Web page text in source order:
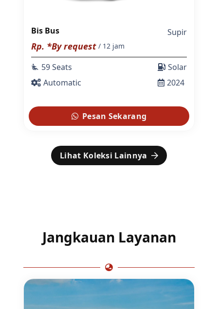
Bis Bus Supir
Rp. *By request / 12 jam
airline_seat_recline_extra 59 Seats
Automatic
Solar
2024
Pesan Sekarang
Lihat Koleksi Lainnya
Jangkauan Layanan